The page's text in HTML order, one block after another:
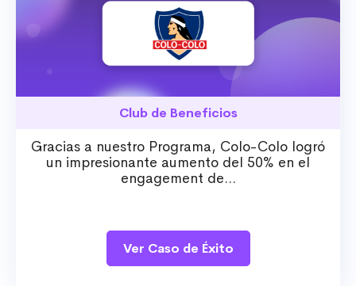
Club de Beneficios
Gracias a nuestro Programa, Colo-Colo logró
un impresionante aumento del 50% en el
engagement de...
Ver Caso de Éxito